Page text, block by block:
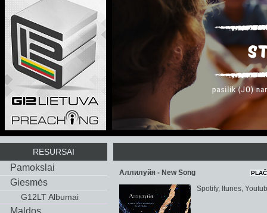
RESURSAI
Pamokslai
Giesmės
G12LT Albumai
Maldos
Аллилуйя - New Song
Spotify, Itunes,